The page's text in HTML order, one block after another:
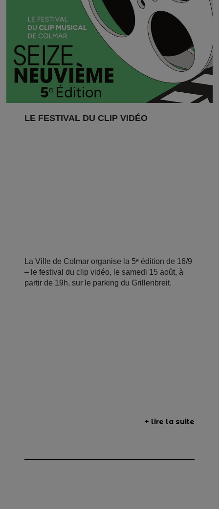
LE FESTIVAL DU CLIP VIDÉO
La Ville de Colmar organise la 5ᵉ édition de 16/9
– le festival du clip vidéo, le samedi 15 août, à
partir de 19h, sur le parking du Grillenbreit.
+ lire la suite